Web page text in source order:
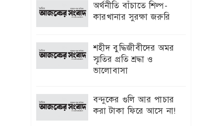
৭
এলিট আম্পায়ার সৈকত চুক্তিতে নেই কেন,
ব্যাখ্যা দিল বিসিবি
৮
৩য় ভাষা শিক্ষায় চীনা ভাষাকে অগ্রাধিকার
দেওয়া হবে : ইউজিসি চেয়ারম্যান
‘স্পাইডার-ম্যান’ খ্যাত অভিনেত্রী মেরি
হাজারো প্রাণের আত্মত্যাগ বৃথা যায়নি:
প্রধানমন্ত্রী
অর্থনীতি বাঁচাতে শিল্প-
কারখানার সুরক্ষা জরুরি
শহীদ বুদ্ধিজীবীদের অমর
স্মৃতির প্রতি শ্রদ্ধা ও
ভালোবাসা
বন্দুকের গুলি আর পাচার
করা টাকা ফিরে আসে না!